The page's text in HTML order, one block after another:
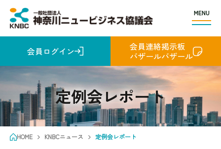
MENU
会員ログイン
会員連絡掲示板
バザールバザール
定例会レポート
HOME KNBCニュース 定例会レポート